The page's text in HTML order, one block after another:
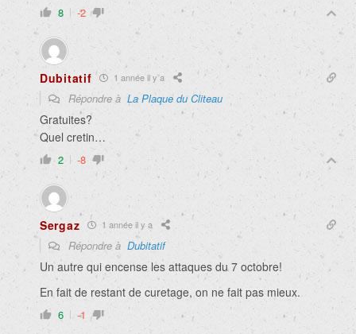
8 -2
Dubitatif 1 année il y a
Répondre à La Plaque du Cliteau
Gratuites?
Quel cretin…
2 -8
Sergaz 1 année il y a
Répondre à Dubitatif
Un autre qui encense les attaques du 7 octobre!
En fait de restant de curetage, on ne fait pas mieux.
6 -1